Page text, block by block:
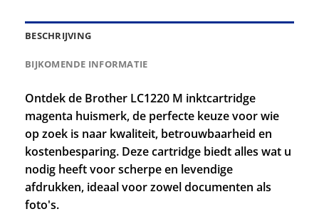
BESCHRIJVING
BIJKOMENDE INFORMATIE
Ontdek de Brother LC1220 M inktcartridge
magenta huismerk, de perfecte keuze voor wie
op zoek is naar kwaliteit, betrouwbaarheid en
kostenbesparing. Deze cartridge biedt alles wat u
nodig heeft voor scherpe en levendige
afdrukken, ideaal voor zowel documenten als
foto's.